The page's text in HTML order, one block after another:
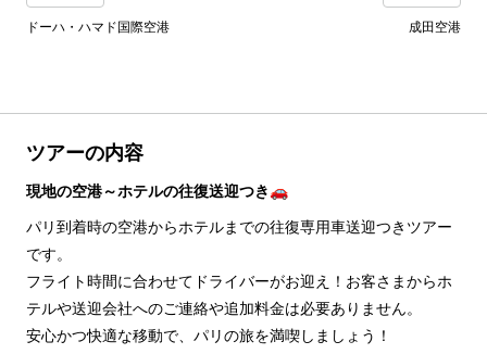
ドーハ・ハマド国際空港 成田空港
ツアーの内容
現地の空港～ホテルの往復送迎つき🚗
パリ到着時の空港からホテルまでの往復専用車送迎つきツアー
です。
フライト時間に合わせてドライバーがお迎え！お客さまからホ
テルや送迎会社へのご連絡や追加料金は必要ありません。
安心かつ快適な移動で、パリの旅を満喫しましょう！